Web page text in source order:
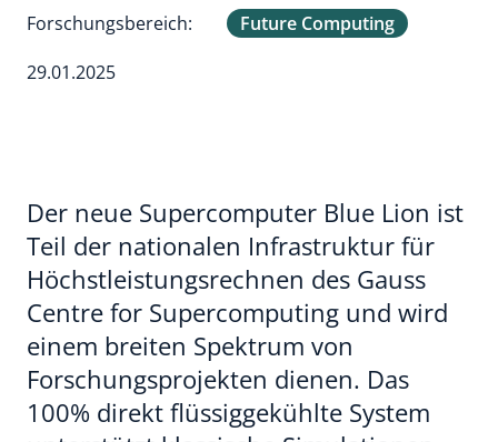
Forschungsbereich:
Future Computing
29.01.2025
Der neue Supercomputer Blue Lion ist
Teil der nationalen Infrastruktur für
Höchstleistungsrechnen des Gauss
Centre for Supercomputing und wird
einem breiten Spektrum von
Forschungsprojekten dienen. Das
100% direkt flüssiggekühlte System